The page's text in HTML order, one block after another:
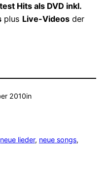
Hits als DVD inkl.
plus Live-Videos der
2010in
neue lieder, neue songs